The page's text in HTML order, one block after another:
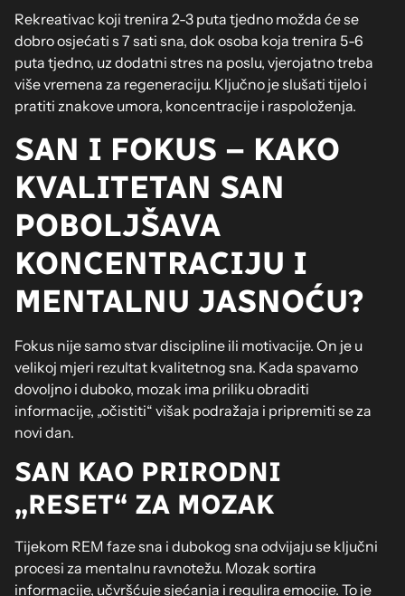
Rekreativac koji trenira 2-3 puta tjedno možda će se
dobro osjećati s 7 sati sna, dok osoba koja trenira 5-6
puta tjedno, uz dodatni stres na poslu, vjerojatno treba
više vremena za regeneraciju. Ključno je slušati tijelo i
pratiti znakove umora, koncentracije i raspoloženja.
SAN I FOKUS – KAKO
KVALITETAN SAN
POBOLJŠAVA
KONCENTRACIJU I
MENTALNU JASNOĆU?
Fokus nije samo stvar discipline ili motivacije. On je u
velikoj mjeri rezultat kvalitetnog sna. Kada spavamo
dovoljno i duboko, mozak ima priliku obraditi
informacije, „očistiti“ višak podražaja i pripremiti se za
novi dan.
SAN KAO PRIRODNI
„RESET“ ZA MOZAK
Tijekom REM faze sna i dubokog sna odvijaju se ključni
procesi za mentalnu ravnotežu. Mozak sortira
informacije, učvršćuje sjećanja i regulira emocije. To je